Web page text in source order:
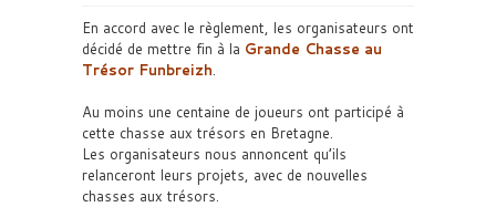
En accord avec le règlement, les organisateurs ont
décidé de mettre fin à la Grande Chasse au
Trésor Funbreizh.
Au moins une centaine de joueurs ont participé à
cette chasse aux trésors en Bretagne.
Les organisateurs nous annoncent qu’ils
relanceront leurs projets, avec de nouvelles
chasses aux trésors.